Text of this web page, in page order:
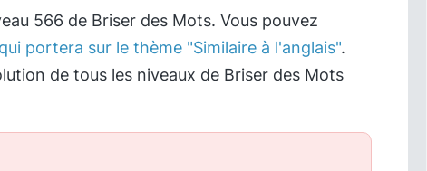
566 de Briser des Mots. Vous pouvez
portera sur le thème "Similaire à l'anglais".
de tous les niveaux de Briser des Mots